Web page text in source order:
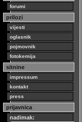
forumi
prilozi
vijesti
oglasnik
pojmovnik
fotokemija
sitnine
impressum
kontakt
press
prijavnica
nadimak: